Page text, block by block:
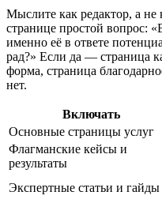
Мыслите как редактор, а не
странице простой вопрос:
именно её в ответе
рад?» Если да — страница
форма, страница
нет.
Включать
Основные страницы услуг
Флагманские кейсы и
результаты
Экспертные статьи и гайды